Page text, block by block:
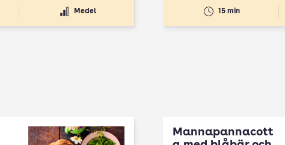
Medel 15 min
Mannapannacott